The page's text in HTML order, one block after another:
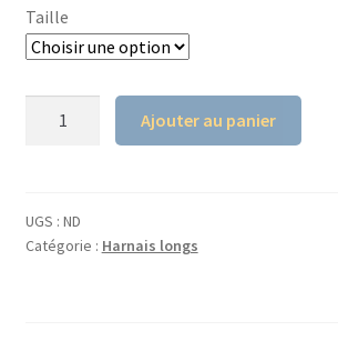
Taille
Nome
5.0
Ajouter au panier
UGS : ND
Catégorie : Harnais longs